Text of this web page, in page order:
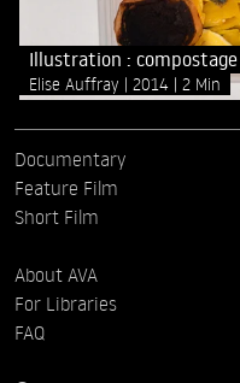
Illustration : compostage
Elise Auffray 2014 2 Min
Documentary
Feature Film
Short Film
About AVA
For Libraries
FAQ